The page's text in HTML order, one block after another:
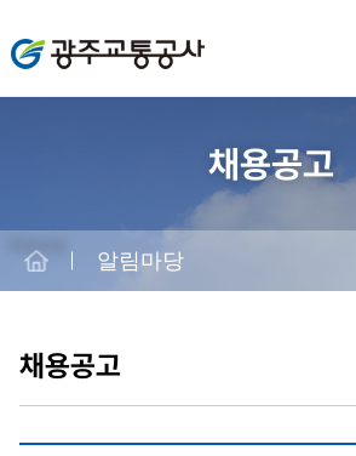
광주교통공사
채용공고
알림마당
채용공고